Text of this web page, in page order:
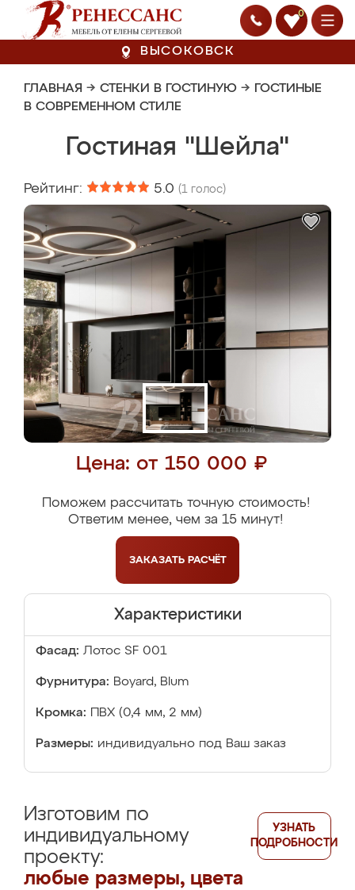
0
ВЫСОКОВСК
ГЛАВНАЯ → СТЕНКИ В ГОСТИНУЮ → ГОСТИНЫЕ
В СОВРЕМЕННОМ СТИЛЕ
Гостиная "Шейла"
Рейтинг: 5.0 (1 голос)
Цена: от 150 000 ₽
Поможем рассчитать точную стоимость!
Ответим менее, чем за 15 минут!
ЗАКАЗАТЬ РАСЧЁТ
Характеристики
Фасад: Лотос SF 001
Фурнитура: Boyard, Blum
Кромка: ПВХ (0,4 мм, 2 мм)
Размеры: индивидуально под Ваш заказ
Изготовим по
индивидуальному
проекту:
любые размеры, цвета
УЗНАТЬ
ПОДРОБНОСТИ